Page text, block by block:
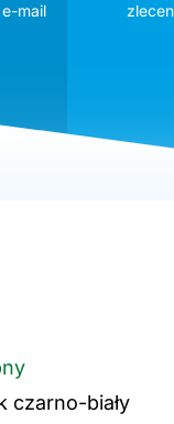
mail
czarno-biały